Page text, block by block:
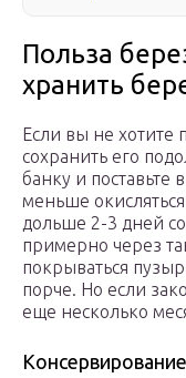
Польза
хранить
Если вы не хотите
сохранить его
банку и поставьте
меньше
дольше 2-3 дней
примерно через
покрываться
порче. Но если
еще несколько
Консервирование